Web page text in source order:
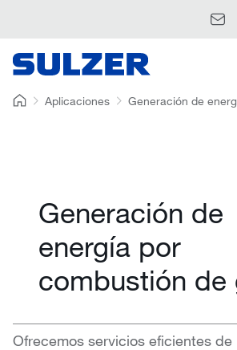
Aplicaciones Generación de
Generación de
energía por
combustión de
Ofrecemos servicios eficientes